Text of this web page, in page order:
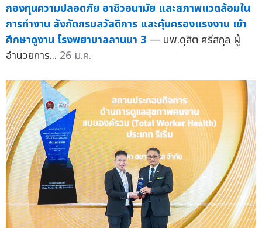
กองทุนความปลอดภัย อาชีวอนามัย และสภาพแวดล้อมใน
การทำงาน สังกัดกรมสวัสดิการ และคุ้มครองแรงงาน เข้า
ศึกษาดูงาน โรงพยาบาลลานนา 3 — นพ.ดุสิต ศรีสกุล ผู้
อำนวยการ... 26 ม.ค.